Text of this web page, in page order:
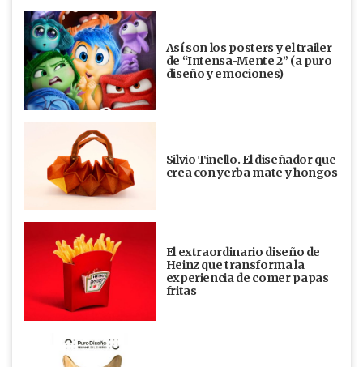
Así son los posters y el trailer
de “Intensa-Mente 2” (a puro
diseño y emociones)
Silvio Tinello. El diseñador que
crea con yerba mate y hongos
El extraordinario diseño de
Heinz que transforma la
experiencia de comer papas
fritas